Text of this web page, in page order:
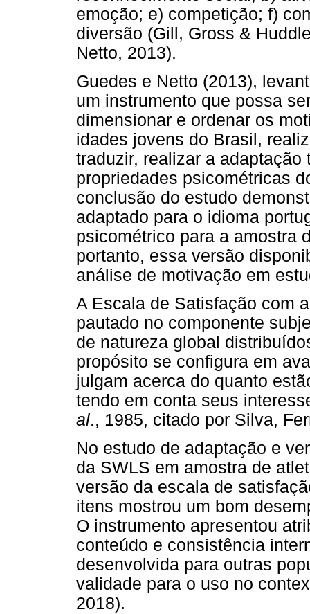
emoção; e) competição; f)
diversão (Gill, Gross &
Netto, 2013).
Guedes e Netto (2013),
um instrumento que possa
dimensionar e ordenar os
idades jovens do Brasil,
traduzir, realizar a
propriedades psicométricas
conclusão do estudo
adaptado para o idioma
psicométrico para a amostra
portanto, essa versão
análise de motivação em
A Escala de Satisfação com
pautado no componente
de natureza global
propósito se configura em
julgam acerca do quanto
tendo em conta seus
al., 1985, citado por Silva,
No estudo de adaptação e
da SWLS em amostra de
versão da escala de
itens mostrou um bom
O instrumento apresentou
conteúdo e consistência
desenvolvida para outras
validade para o uso no
2018).